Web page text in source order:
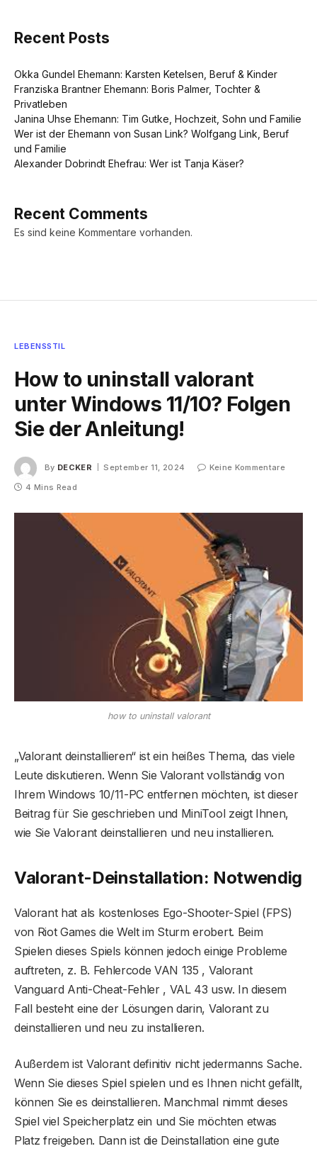
Recent Posts
Okka Gundel Ehemann: Karsten Ketelsen, Beruf & Kinder
Franziska Brantner Ehemann: Boris Palmer, Tochter &
Privatleben
Janina Uhse Ehemann: Tim Gutke, Hochzeit, Sohn und Familie
Wer ist der Ehemann von Susan Link? Wolfgang Link, Beruf
und Familie
Alexander Dobrindt Ehefrau: Wer ist Tanja Käser?
Recent Comments
Es sind keine Kommentare vorhanden.
LEBENSSTIL
How to uninstall valorant
unter Windows 11/10? Folgen
Sie der Anleitung!
By DECKER September 11, 2024
Keine Kommentare
4 Mins Read
how to uninstall valorant
„Valorant deinstallieren“ ist ein heißes Thema, das viele
Leute diskutieren. Wenn Sie Valorant vollständig von
Ihrem Windows 10/11-PC entfernen möchten, ist dieser
Beitrag für Sie geschrieben und MiniTool zeigt Ihnen,
wie Sie Valorant deinstallieren und neu installieren.
Valorant-Deinstallation: Notwendig
Valorant hat als kostenloses Ego-Shooter-Spiel (FPS)
von Riot Games die Welt im Sturm erobert. Beim
Spielen dieses Spiels können jedoch einige Probleme
auftreten, z. B. Fehlercode VAN 135 , Valorant
Vanguard Anti-Cheat-Fehler , VAL 43 usw. In diesem
Fall besteht eine der Lösungen darin, Valorant zu
deinstallieren und neu zu installieren.
Außerdem ist Valorant definitiv nicht jedermanns Sache.
Wenn Sie dieses Spiel spielen und es Ihnen nicht gefällt,
können Sie es deinstallieren. Manchmal nimmt dieses
Spiel viel Speicherplatz ein und Sie möchten etwas
Platz freigeben. Dann ist die Deinstallation eine gute